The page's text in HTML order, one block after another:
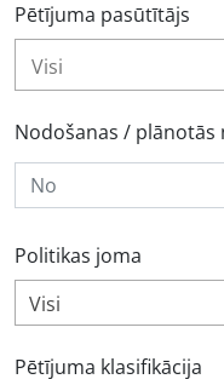
Pētījuma pasūtītājs
Nodošanas / plānotās
Politikas joma
Visi
Pētījuma klasifikācija